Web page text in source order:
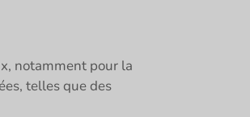
notamment pour la
telles que des